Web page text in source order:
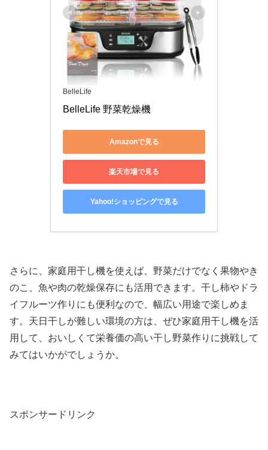
BelleLife
BelleLife 野菜乾燥機
Amazonで見る
楽天市場で見る
Yahoo!ショッピングで見る
さらに、家庭用干し機を使えば、野菜だけでなく果物やき
のこ、魚や肉の乾燥保存にも活用できます。干し柿やドラ
イフルーツ作りにも便利なので、幅広い用途で楽しめま
す。天日干しが難しい環境の方は、ぜひ家庭用干し機を活
用して、おいしくて栄養価の高い干し野菜作りに挑戦して
みてはいかがでしょうか。
スポンサードリンク